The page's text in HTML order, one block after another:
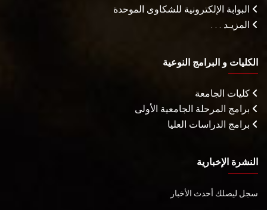
البوابة الإلكترونية للشكاوى الموحدة
المزيـد . . .
الكليات و البرامج النوعية
كليات الجامعة
برامج المرحلة الجامعية الأولى
برامج الدراسات العليا
النشرة الإخبارية
سجل ليصلك أحدث الأخبار